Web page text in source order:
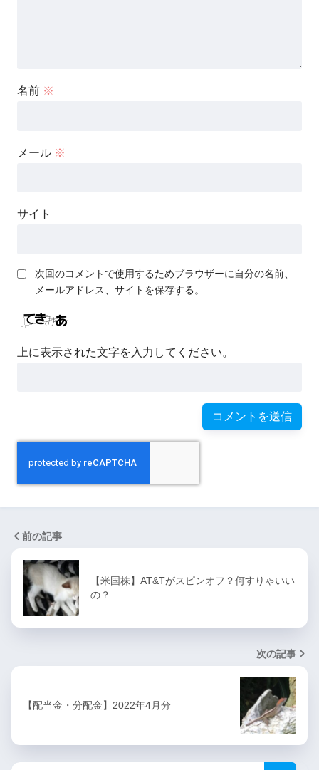
名前 ※
メール ※
サイト
次回のコメントで使用するためブラウザーに自分の名前、
メールアドレス、サイトを保存する。
上に表示された文字を入力してください。
前の記事
【米国株】AT&Tがスピンオフ？何すりゃいい
の？
次の記事
【配当金・分配金】2022年4月分